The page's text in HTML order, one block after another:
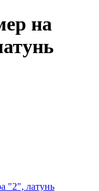
на